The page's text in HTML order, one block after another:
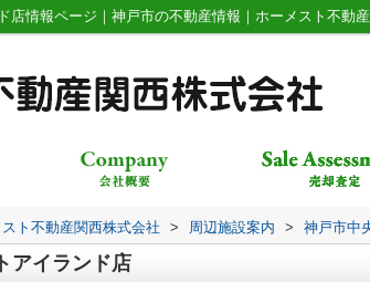
店情報ページ｜神戸市の不動産情報｜ホーメスト不動
ト不動産関西株式会社 > 周辺施設案内 > 神戸市中
アイランド店